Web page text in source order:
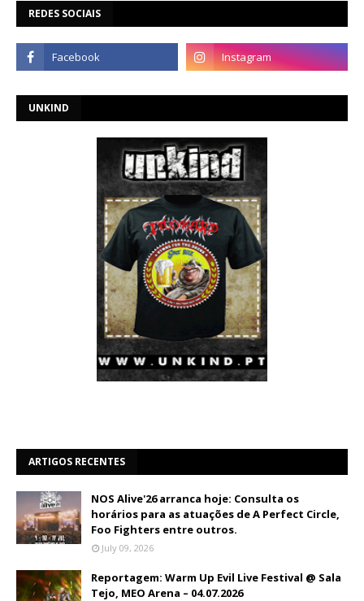
REDES SOCIAIS
UNKIND
ARTIGOS RECENTES
NOS Alive'26 arranca hoje: Consulta os
horários para as atuações de A Perfect Circle,
Foo Fighters entre outros.
July 09, 2026
Reportagem: Warm Up Evil Live Festival @ Sala
Tejo, MEO Arena – 04.07.2026